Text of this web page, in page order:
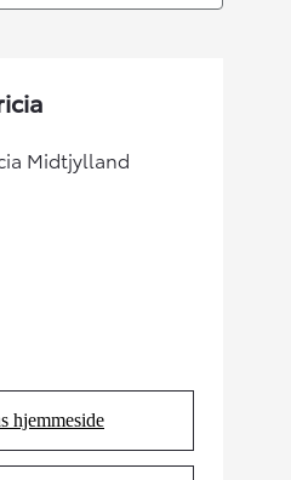
Midtjylland
hjemmeside
in new tab)